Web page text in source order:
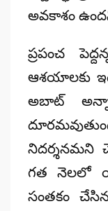
అవకాశం
ప్రపంచ
ఆశయాలకు
అబాట్
నిదర్శనమని
గత నెలలో
సంతకం